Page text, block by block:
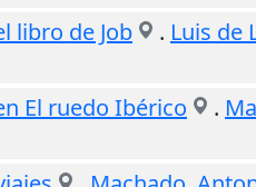
libro de Job
. Luis de
El ruedo Ibérico
.